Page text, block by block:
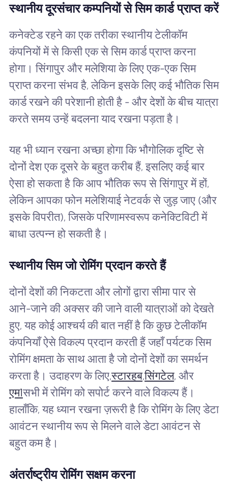
स्थानीय दूरसंचार कम्पनियों से सिम कार्ड प्राप्त करें
कनेक्टेड रहने का एक तरीका स्थानीय टेलीकॉम
कंपनियों में से किसी एक से सिम कार्ड प्राप्त करना
होगा। सिंगापुर और मलेशिया के लिए एक-एक सिम
प्राप्त करना संभव है, लेकिन इसके लिए कई भौतिक सिम
कार्ड रखने की परेशानी होती है - और देशों के बीच यात्रा
करते समय उन्हें बदलना याद रखना पड़ता है।
यह भी ध्यान रखना अच्छा होगा कि भौगोलिक दृष्टि से
दोनों देश एक दूसरे के बहुत करीब हैं, इसलिए कई बार
ऐसा हो सकता है कि आप भौतिक रूप से सिंगापुर में हों,
लेकिन आपका फोन मलेशियाई नेटवर्क से जुड़ जाए (और
इसके विपरीत), जिसके परिणामस्वरूप कनेक्टिविटी में
बाधा उत्पन्न हो सकती है।
स्थानीय सिम जो रोमिंग प्रदान करते हैं
दोनों देशों की निकटता और लोगों द्वारा सीमा पार से
आने-जाने की अक्सर की जाने वाली यात्राओं को देखते
हुए, यह कोई आश्चर्य की बात नहीं है कि कुछ टेलीकॉम
कंपनियाँ ऐसे विकल्प प्रदान करती हैं जहाँ पर्यटक सिम
रोमिंग क्षमता के साथ आता है जो दोनों देशों का समर्थन
करता है। उदाहरण के लिए,स्टारहब,सिंगटेल, और
एम1सभी में रोमिंग को सपोर्ट करने वाले विकल्प हैं।
हालाँकि, यह ध्यान रखना ज़रूरी है कि रोमिंग के लिए डेटा
आवंटन स्थानीय रूप से मिलने वाले डेटा आवंटन से
बहुत कम है।
अंतर्राष्ट्रीय रोमिंग सक्षम करना